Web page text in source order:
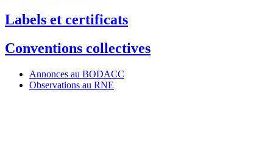
Labels et certificats
Conventions collectives
Annonces au BODACC
Observations au RNE